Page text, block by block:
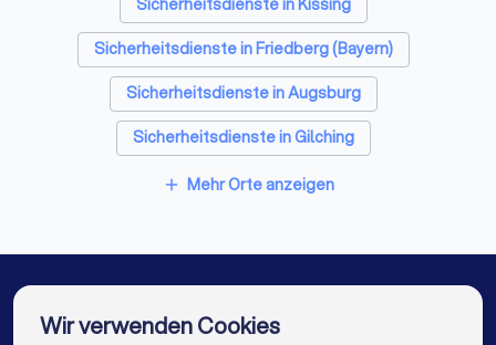
Sicherheitsdienste in Kissing
Sicherheitsdienste in Friedberg (Bayern)
Sicherheitsdienste in Augsburg
Sicherheitsdienste in Gilching
Sicherheitsdienste in Eichenau
Sicherheitsdienste in Olching
add Mehr Orte anzeigen
Wir verwenden Cookies